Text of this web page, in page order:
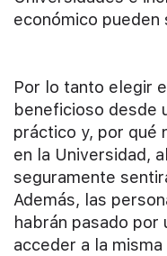
económico pueden
Por lo tanto elegir
beneficioso desde
práctico y, por qué
en la Universidad,
seguramente
Además, las
habrán pasado por
acceder a la